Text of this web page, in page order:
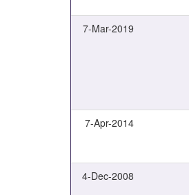
7-Mar-2019
7-Apr-2014
4-Dec-2008